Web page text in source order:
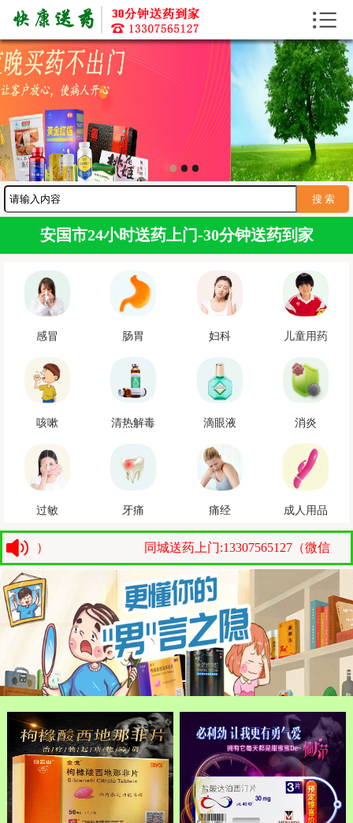
送药上门
送药资讯
寻医问药
护工服务

安国市24小时送药上门-30分钟送药到家
感冒 肠胃 妇科 儿童用药
咳嗽 清热解毒 滴眼液 消炎
过敏 牙痛 痛经 成人用品
同城送药上门:13307565127（微信：a157bt